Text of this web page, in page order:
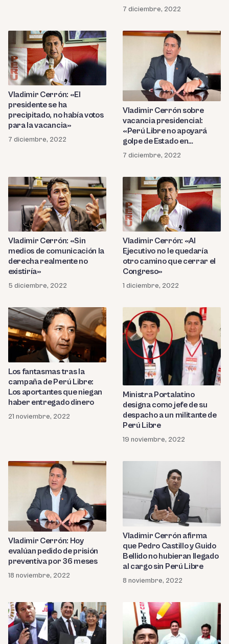
7 diciembre, 2022
Vladimir Cerrón: «El
presidente se ha
precipitado, no había votos
para la vacancia»
7 diciembre, 2022
Vladimir Cerrón sobre
vacancia presidencial:
«Perú Libre no apoyará
golpe de Estado en
marcha»
7 diciembre, 2022
Vladimir Cerrón: «Sin
medios de comunicación la
derecha realmente no
existiría»
5 diciembre, 2022
Vladimir Cerrón: «Al
Ejecutivo no le quedaría
otro camino que cerrar el
Congreso»
1 diciembre, 2022
Los fantasmas tras la
campaña de Perú Libre:
Los aportantes que niegan
haber entregado dinero
21 noviembre, 2022
Ministra Portalatino
designa como jefe de su
despacho a un militante de
Perú Libre
19 noviembre, 2022
Vladimir Cerrón: Hoy
evalúan pedido de prisión
preventiva por 36 meses
18 noviembre, 2022
Vladimir Cerrón afirma
que Pedro Castillo y Guido
Bellido no hubieran llegado
al cargo sin Perú Libre
8 noviembre, 2022